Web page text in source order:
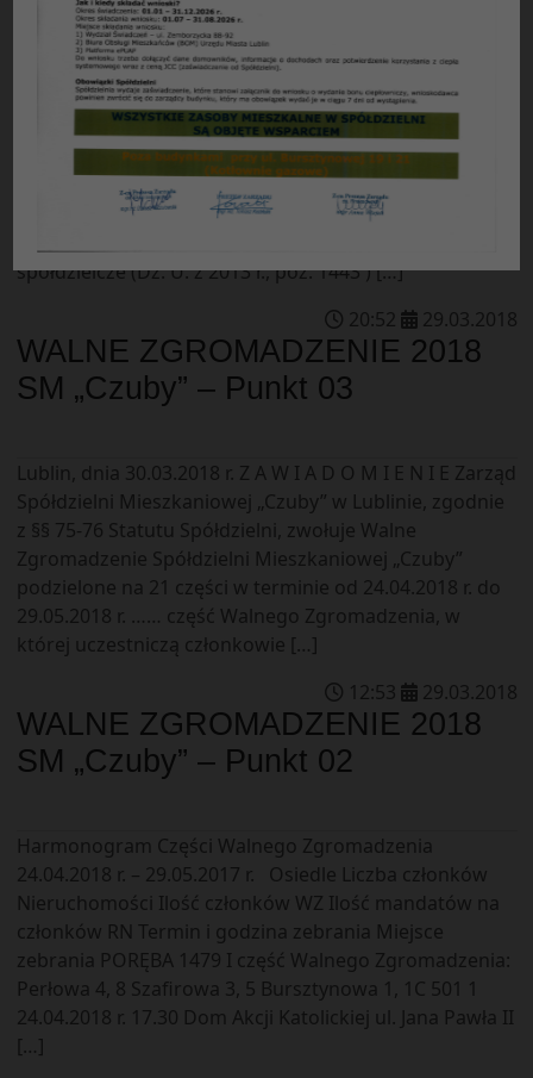
SM „Czuby” – Punkt 04
R E G U L A M I N WALNEGO ZGROMADZENIA
SPÓŁDZIELNI MIESZKANIOWEJ „CZUBY” W LUBLINIE § 1
Walne Zgromadzenie Spółdzielni Mieszkaniowej
„Czuby” w Lublinie, zwane dalej Walnym
Zgromadzeniem, działa na podstawie przepisów art. 36
spółdzielcze (Dz. U. z 2013 r., poz. 1443 ) […]
20:52 29.03.2018
WALNE ZGROMADZENIE 2018
SM „Czuby” – Punkt 03
Lublin, dnia 30.03.2018 r. Z A W I A D O M I E N I E Zarząd
Spółdzielni Mieszkaniowej „Czuby” w Lublinie, zgodnie
z §§ 75-76 Statutu Spółdzielni, zwołuje Walne
Zgromadzenie Spółdzielni Mieszkaniowej „Czuby”
podzielone na 21 części w terminie od 24.04.2018 r. do
29.05.2018 r. …… część Walnego Zgromadzenia, w
której uczestniczą członkowie […]
12:53 29.03.2018
WALNE ZGROMADZENIE 2018
SM „Czuby” – Punkt 02
Harmonogram Części Walnego Zgromadzenia
24.04.2018 r. – 29.05.2017 r. Osiedle Liczba członków
Nieruchomości Ilość członków WZ Ilość mandatów na
członków RN Termin i godzina zebrania Miejsce
zebrania PORĘBA 1479 I część Walnego Zgromadzenia:
Perłowa 4, 8 Szafirowa 3, 5 Bursztynowa 1, 1C 501 1
24.04.2018 r. 17.30 Dom Akcji Katolickiej ul. Jana Pawła II
[…]